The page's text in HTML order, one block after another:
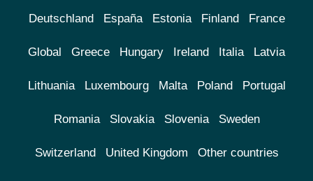
Deutschland España Estonia Finland France
Global Greece Hungary Ireland Italia Latvia
Lithuania Luxembourg Malta Poland Portugal
Romania Slovakia Slovenia Sweden
Switzerland United Kingdom Other countries